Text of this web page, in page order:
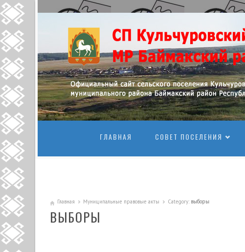
ГЛАВНАЯ
СОВЕТ ПОСЕЛЕНИЯ
Главная Муниципальные правовые акты Category: выборы
ВЫБОРЫ